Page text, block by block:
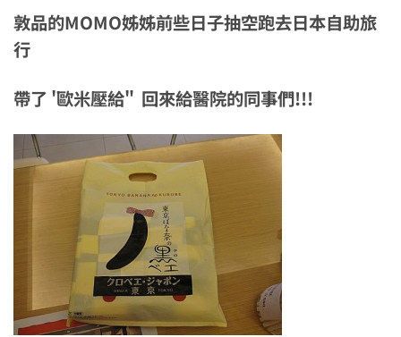
敦品的MOMO姊姊前些日子抽空跑去日本自助旅
行
帶了 '歐米壓給" 回來給醫院的同事們!!!